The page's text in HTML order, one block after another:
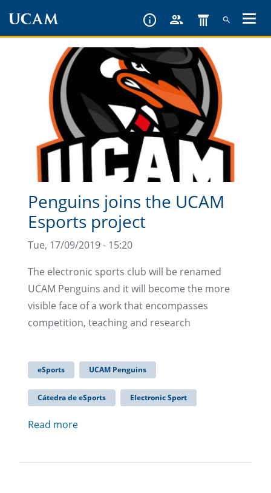
Penguins joins the UCAM
Esports project
Tue, 17/09/2019 - 15:20
The electronic sports club will be renamed
UCAM Penguins and it will become the more
visible face of a work that encompasses
competition, teaching and research
eSports UCAM Penguins
Cátedra de eSports Electronic Sport
Read more